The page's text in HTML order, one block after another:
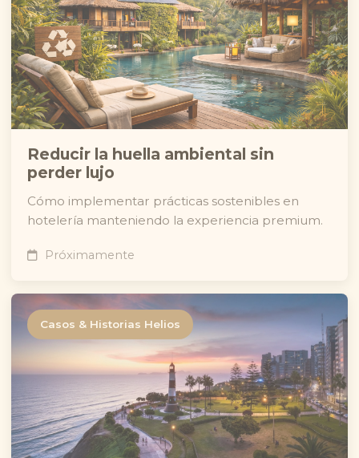
Reducir la huella ambiental sin
perder lujo
Cómo implementar prácticas sostenibles en
hotelería manteniendo la experiencia premium.
Próximamente
Casos & Historias Helios